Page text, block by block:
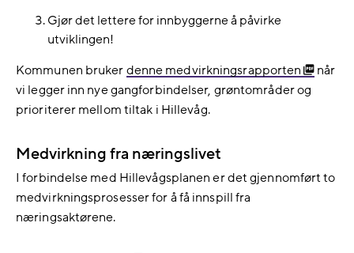
Gjør det lettere for innbyggerne å påvirke
utviklingen!
Kommunen bruker denne medvirkningsrapporten
når
vi legger inn nye gangforbindelser, grøntområder og
prioriterer mellom tiltak i Hillevåg.
Medvirkning fra næringslivet
I forbindelse med Hillevågsplanen er det gjennomført to
medvirkningsprosesser for å få innspill fra
næringsaktørene.